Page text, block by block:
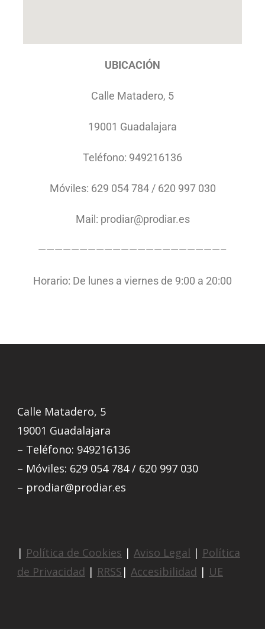
UBICACIÓN
Calle Matadero, 5
19001 Guadalajara
Teléfono: 949216136
Móviles: 629 054 784 / 620 997 030
Mail: prodiar@prodiar.es
——————————————————————–
Horario: De lunes a viernes de 9:00 a 20:00
Calle Matadero, 5
19001 Guadalajara
– Teléfono: 949216136
– Móviles: 629 054 784 / 620 997 030
– prodiar@prodiar.es
| Política de Cookies | Aviso Legal | Política
de Privacidad | RRSS | Accesibilidad | UE